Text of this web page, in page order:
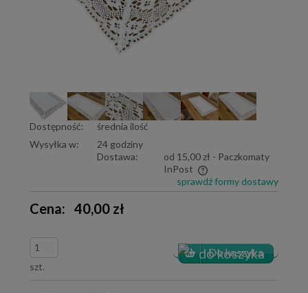
Dostępność:
średnia ilość
Wysyłka w:
24 godziny
Dostawa:
od 15,00 zł - Paczkomaty
InPost
Cena nie zawiera ewentualnych kosztów płatności
sprawdź formy dostawy
Cena: 40,00 zł
szt.